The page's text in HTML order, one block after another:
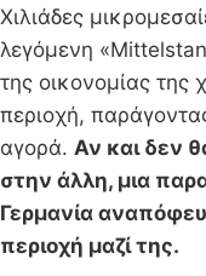
Χιλιάδες
λεγόμενη
της οικονομίας της
περιοχή,
αγορά. Αν και δεν
στην άλλη, μια
Γερμανία
περιοχή μαζί της.